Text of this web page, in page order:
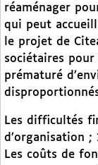
réaménager
qui peut
le projet de
sociétaires
prématuré
Les difficultés
d’organisation ;
Les coûts de